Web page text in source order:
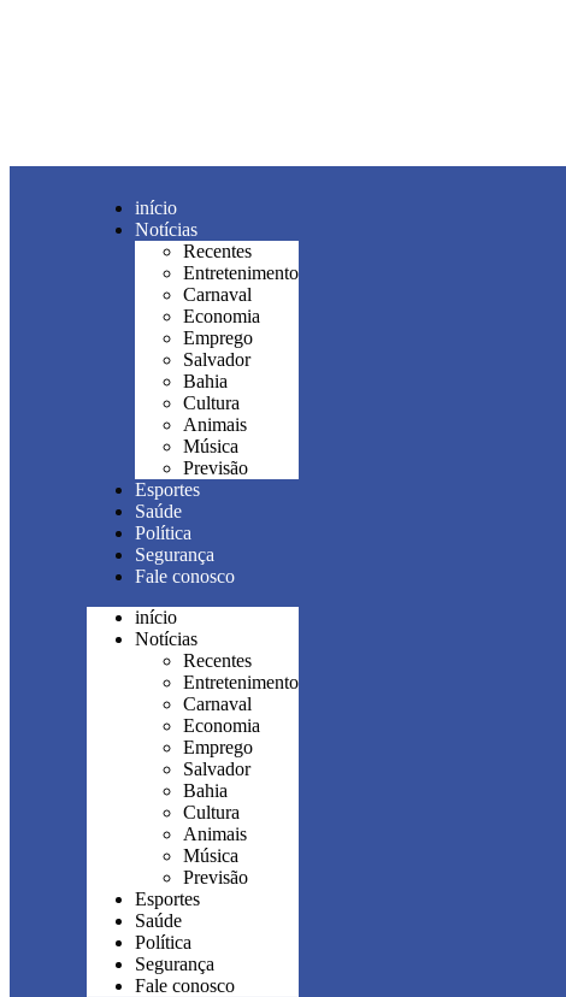
início
Notícias
Recentes
Entretenimento
Carnaval
Economia
Emprego
Salvador
Bahia
Cultura
Animais
Música
Previsão
Esportes
Saúde
Política
Segurança
Fale conosco
início
Notícias
Recentes
Entretenimento
Carnaval
Economia
Emprego
Salvador
Bahia
Cultura
Animais
Música
Previsão
Esportes
Saúde
Política
Segurança
Fale conosco